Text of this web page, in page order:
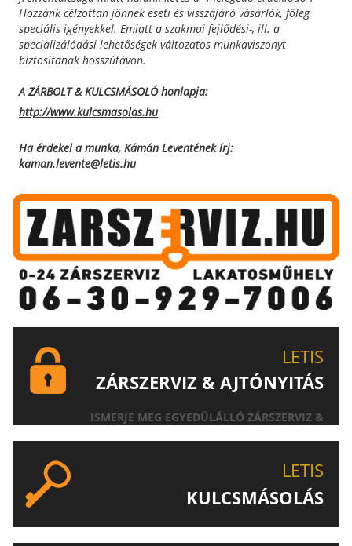
Hozzánk célzottan jönnek eseti és visszajáró vásárlók, főleg
speciális igényekkel. Emiatt a szakmai fejlődési-, ill. a
specializálódási lehetőségek változatos munkaviszonyt
biztosítanak hosszútávon.
A ZÁRBOLT & KULCSMÁSOLÓ honlapja:
http://www.kulcsmasolas.hu
Ha érdekel a munka, Kámán Leventének írj:
kaman.levente@letis.hu
LETIS
ZÁRSZERVIZ & AJTÓNYITÁS
ISMERJE MEG EGYEDÜLÁLLÓ ZÁRSZERVIZ &
LETIS
KULCSMÁSOLÁS